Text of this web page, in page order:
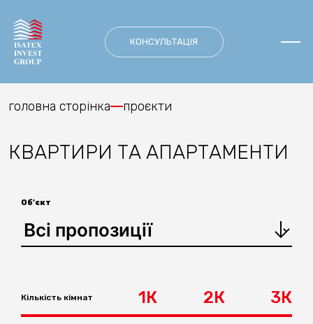
content
КОНСУЛЬТАЦІЯ
головна сторінка проєкти
КВАРТИРИ ТА АПАРТАМЕНТИ
Об'єкт
Кількість кімнат 1К 2К 3К